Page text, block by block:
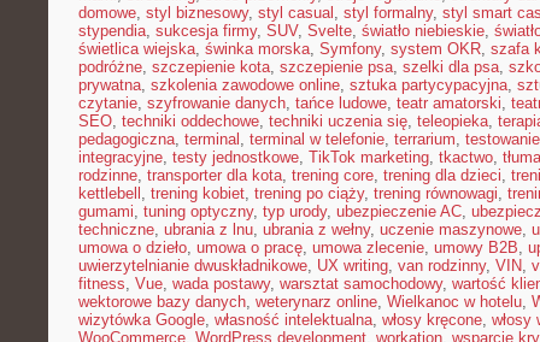
domowe, styl biznesowy, styl casual , styl formalny, styl smart
stypendia, sukcesja firmy, SUV, Svelte, światło niebieskie,
świetlica wiejska, świnka morska, Symfony, system OKR, szafa
podróżne, szczepienie kota, szczepienie psa, szelki dla psa,
prywatna, szkolenia zawodowe online, sztuka partycypacyjna,
czytanie, szyfrowanie danych, tańce ludowe, teatr amatorski,
SEO, techniki oddechowe, techniki uczenia się, teleopieka,
pedagogiczna, terminal , terminal w telefonie, terrarium,
integracyjne, testy jednostkowe, TikTok marketing, tkactwo,
rodzinne, transporter dla kota, trening core, trening dla dzieci,
kettlebell , trening kobiet, trening po ciąży, trening równowagi,
gumami, tuning optyczny, typ urody, ubezpieczenie AC,
techniczne, ubrania z lnu, ubrania z wełny, uczenie maszynowe,
umowa o dzieło, umowa o pracę, umowa zlecenie, umowy B2B,
uwierzytelnianie dwuskładnikowe, UX writing, van rodzinny, VIN,
fitness, Vue, wada postawy, warsztat samochodowy, wartość
wektorowe bazy danych, weterynarz online, Wielkanoc w hotelu,
wizytówka Google, własność intelektualna, włosy kręcone, włosy
WooCommerce, WordPress development, workation, wsparcie